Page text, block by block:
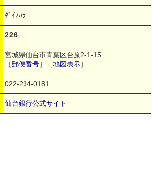
ﾀﾞｲﾉﾊﾗ
226
宮城県仙台市青葉区台原2-1-15
［郵便番号］［地図表示］
022-234-0181
仙台銀行公式サイト